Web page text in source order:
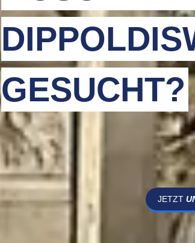
GESUCHT?
JETZT